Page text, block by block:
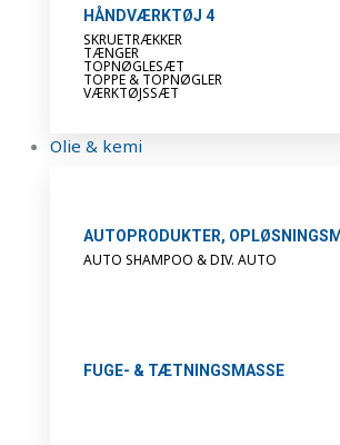
HÅNDVÆRKTØJ 4
SKRUETRÆKKER
TÆNGER
TOPNØGLESÆT
TOPPE & TOPNØGLER
VÆRKTØJSSÆT
Olie & kemi
AUTOPRODUKTER,
AUTO SHAMPOO & DIV. AUTO
FUGE- & TÆTNINGSMASSE